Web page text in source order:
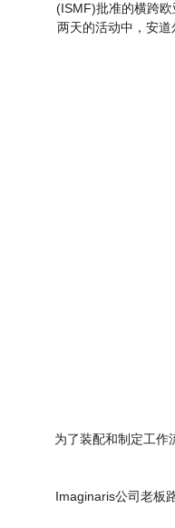
(ISMF)批准的横跨
两天的活动中，安
为了装配和制定工作
Imaginaris公司老板